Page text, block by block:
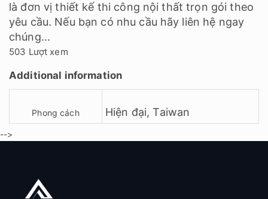
là đơn vị thiết kế thi công nội thất trọn gói theo
yêu cầu. Nếu bạn có nhu cầu hãy liên hệ ngay
chúng...
503 Lượt xem
Additional information
Phong cách Hiện đại,Taiwan
-->